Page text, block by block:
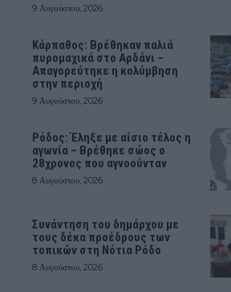
9 Αυγούστου, 2026
Κάρπαθος: Βρέθηκαν παλιά
πυρομαχικά στο Αρδάνι –
Απαγορεύτηκε η κολύμβηση
στην περιοχή
9 Αυγούστου, 2026
Ρόδος: Έληξε με αίσιο τέλος η
αγωνία – Βρέθηκε σώος ο
28χρονος που αγνοούνταν
8 Αυγούστου, 2026
Συνάντηση του δημάρχου με
τους δέκα προέδρους των
τοπικών στη Νότια Ρόδο
8 Αυγούστου, 2026